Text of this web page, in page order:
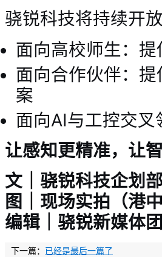
骁锐科技将持续开放
面向高校师生：
面向合作伙伴：
案
面向AI与工控交
让感知更精准，让
文｜骁锐科技企划
图｜现场实拍（港
编辑｜骁锐新媒体
下一篇： 已经是最后一篇了